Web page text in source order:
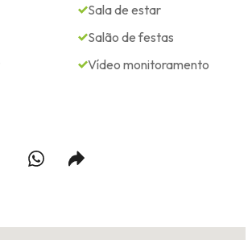
Sala de estar
Salão de festas
Vídeo monitoramento